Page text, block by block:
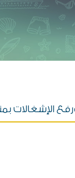
الإشغالات